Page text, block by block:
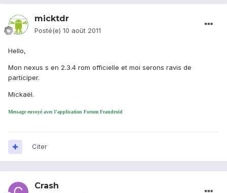
micktdr
Posté(e) 10 août 2011
Hello,
Mon nexus s en 2.3.4 rom officielle et moi serons ravis de
participer.
Mickaël.
Message envoyé avec l'application Forum Frandroid
Citer
Crash